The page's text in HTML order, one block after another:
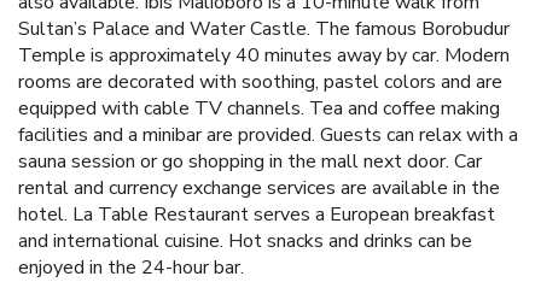
Sultan’s Palace and Water Castle. The famous Borobudur
Temple is approximately 40 minutes away by car. Modern
rooms are decorated with soothing, pastel colors and are
equipped with cable TV channels. Tea and coffee making
facilities and a minibar are provided. Guests can relax with a
sauna session or go shopping in the mall next door. Car
rental and currency exchange services are available in the
hotel. La Table Restaurant serves a European breakfast
and international cuisine. Hot snacks and drinks can be
enjoyed in the 24-hour bar.